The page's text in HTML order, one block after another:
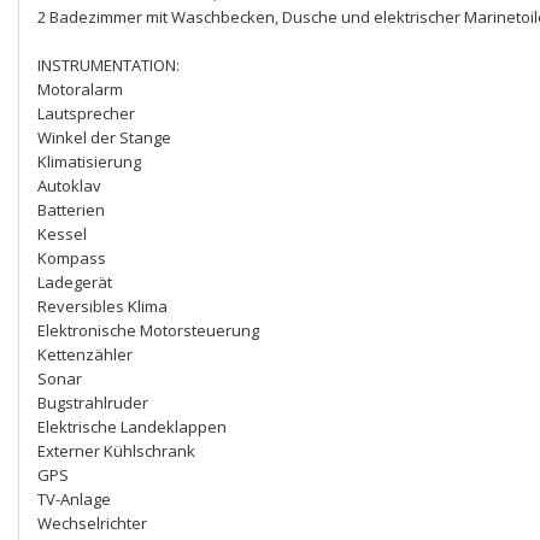
2 Badezimmer mit Waschbecken, Dusche und elektrischer
INSTRUMENTATION:
Motoralarm
Lautsprecher
Winkel der Stange
Klimatisierung
Autoklav
Batterien
Kessel
Kompass
Ladegerät
Reversibles Klima
Elektronische Motorsteuerung
Kettenzähler
Sonar
Bugstrahlruder
Elektrische Landeklappen
Externer Kühlschrank
GPS
TV-Anlage
Wechselrichter